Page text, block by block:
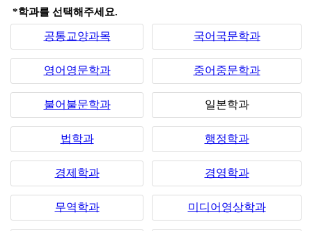
*학과를 선택해주세요.
공통교양과목 국어국문학과
영어영문학과 중어중문학과
불어불문학과 일본학과
법학과 행정학과
경제학과 경영학과
무역학과 미디어영상학과